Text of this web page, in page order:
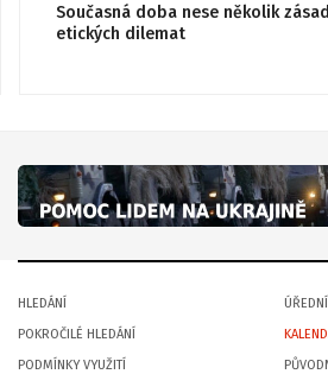
Současná doba nese několik
etických dilemat
HLEDÁNÍ
POKROČILÉ HLEDÁNÍ
PODMÍNKY VYUŽITÍ